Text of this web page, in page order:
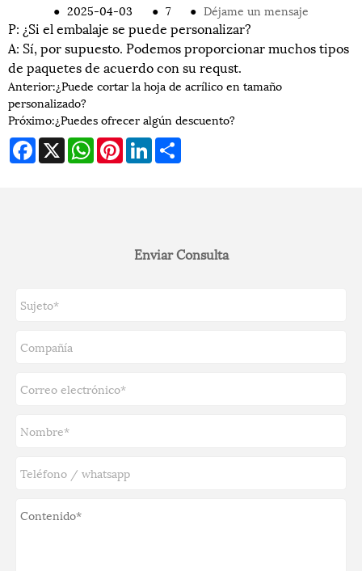
● 2025-04-03 ● 7 ● Déjame un mensaje
P: ¿Si el embalaje se puede personalizar?
A: Sí, por supuesto. Podemos proporcionar muchos tipos
de paquetes de acuerdo con su requst.
Anterior:¿Puede cortar la hoja de acrílico en tamaño
personalizado?
Próximo:¿Puedes ofrecer algún descuento?
Facebook
X WhatsAppPinterestLinkedIn
Enviar Consulta